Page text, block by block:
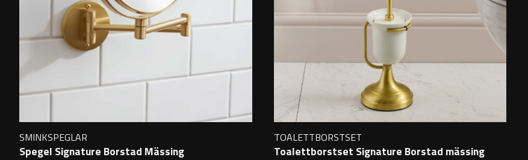
SMINKSPEGLAR
Spegel Signature Borstad Mässing
TOALETTBORSTSET
Toalettborstset Signature Borstad mässing